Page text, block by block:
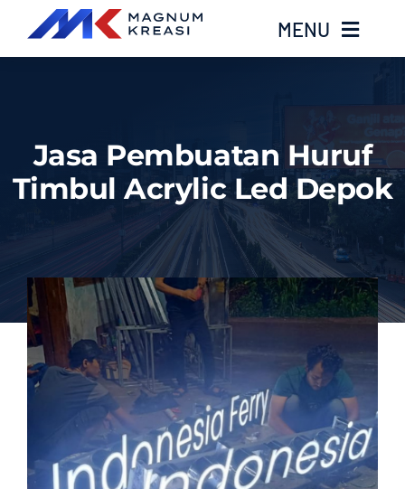
content
MENU
Services
About
Blog
Jasa Pembuatan Huruf
Timbul Acrylic Led Depok